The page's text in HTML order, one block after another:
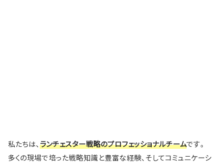
私たちは、 ランチェスター戦略のプロフェッショナルチームです。
多くの現場で培った戦略知識と豊富な経験、そしてコミュニケーシ